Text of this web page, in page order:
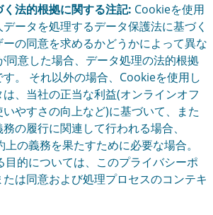
法的根拠に関する注記: Cookieを使用
ータを処理するデータ保護法に基づく
の同意を求めるかどうかによって異な
同意した場合、データ処理の法的根拠
。 それ以外の場合、Cookieを使用し
、当社の正当な利益(オンラインオフ
やすさの向上など)に基づいて、また
の履行に関連して行われる場合、
の義務を果たすために必要な場合。
目的については、このプライバシーポ
は同意および処理プロセスのコンテキ